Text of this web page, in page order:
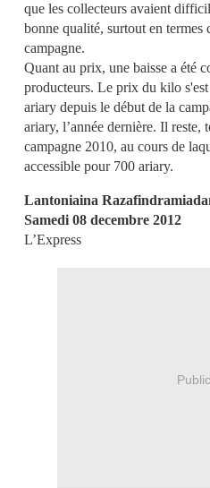
que les collecteurs avaient
bonne qualité, surtout en termes
campagne.
Quant au prix, une baisse a été
producteurs. Le prix du kilo
ariary depuis le début de la
ariary, l’année dernière. Il reste,
campagne 2010, au cours de
accessible pour 700 ariary.
Lantoniaina
Samedi 08 decembre 2012
L’Express